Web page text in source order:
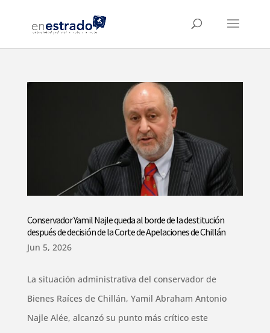
Conservador Yamil Najle queda al borde de la destitución
después de decisión de la Corte de Apelaciones de Chillán
Jun 5, 2026
La situación administrativa del conservador de
Bienes Raíces de Chillán, Yamil Abraham Antonio
Najle Alée, alcanzó su punto más crítico este